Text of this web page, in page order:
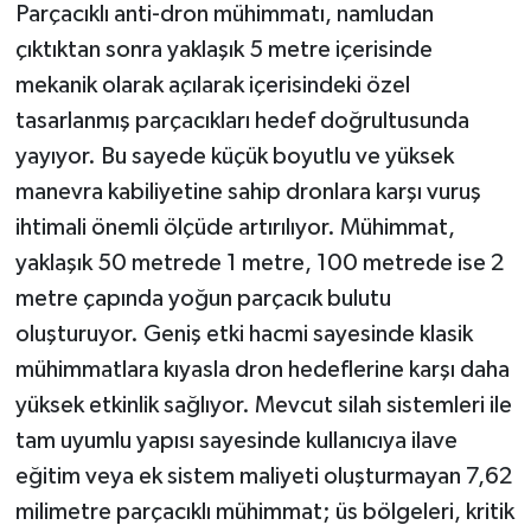
Parçacıklı anti-dron mühimmatı, namludan
çıktıktan sonra yaklaşık 5 metre içerisinde
mekanik olarak açılarak içerisindeki özel
tasarlanmış parçacıkları hedef doğrultusunda
yayıyor. Bu sayede küçük boyutlu ve yüksek
manevra kabiliyetine sahip dronlara karşı vuruş
ihtimali önemli ölçüde artırılıyor. Mühimmat,
yaklaşık 50 metrede 1 metre, 100 metrede ise 2
metre çapında yoğun parçacık bulutu
oluşturuyor. Geniş etki hacmi sayesinde klasik
mühimmatlara kıyasla dron hedeflerine karşı daha
yüksek etkinlik sağlıyor. Mevcut silah sistemleri ile
tam uyumlu yapısı sayesinde kullanıcıya ilave
eğitim veya ek sistem maliyeti oluşturmayan 7,62
milimetre parçacıklı mühimmat; üs bölgeleri, kritik